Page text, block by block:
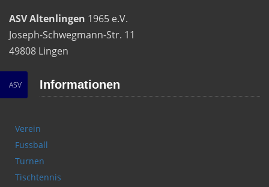
ASV Altenlingen 1965 e.V.
Joseph-Schwegmann-Str. 11
49808 Lingen
ASV Informationen
Verein
Fussball
Turnen
Tischtennis